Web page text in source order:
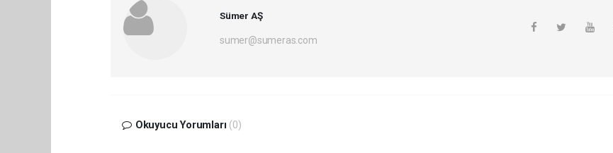
Sümer AŞ
sumer@sumeras.com
Okuyucu Yorumları (0)